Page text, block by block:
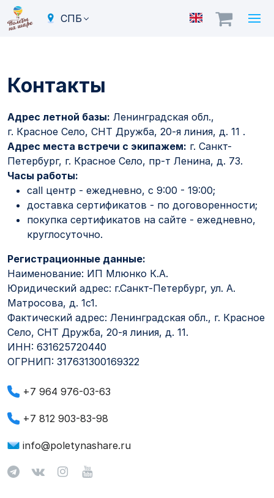
СПБ
Контакты
Адрес летной базы: Ленинградская обл.,
г. Красное Село, СНТ Дружба, 20-я линия, д. 11 .
Адрес места встречи с экипажем: г. Санкт-
Петербург, г. Красное Село, пр-т Ленина, д. 73.
Часы работы:
call центр - ежедневно, с 9:00 - 19:00;
доставка сертификатов - по договоренности;
покупка сертификатов на сайте - ежедневно,
круглосуточно.
Регистрационные данные:
Наименование: ИП Млюнко К.А.
Юридический адрес: г.Санкт-Петербург, ул. А.
Матросова, д. 1с1.
Фактический адрес: Ленинградская обл., г. Красное
Село, СНТ Дружба, 20-я линия, д. 11.
ИНН: 631625720440
ОГРНИП: 317631300169322
+7 964 976-03-63
+7 812 903-83-98
info@poletynashare.ru